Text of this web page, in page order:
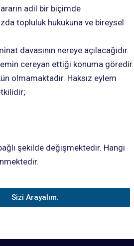
adil bir biçimde
topluluk hukukuna ve bireysel
davasının nereye açılacağıdır.
cereyan ettiği konuma göredir.
olmamaktadır. Haksız eylem
şekilde değişmektedir. Hangi
Sizi Arayalım.